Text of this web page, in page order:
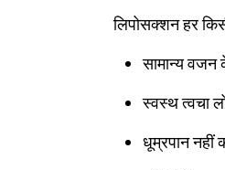
लिपोसक्शन हर
सामान्य वजन
स्वस्थ त्वचा
धूम्रपान नहीं